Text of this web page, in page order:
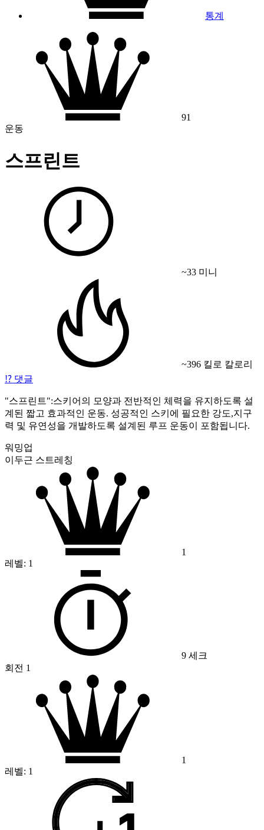
통계
91
운동
스프린트
~33 미니
~396 킬로 칼로리
⁉️ 댓글
"스프린트":스키어의 모양과 전반적인 체력을 유지하도록 설
계된 짧고 효과적인 운동. 성공적인 스키에 필요한 강도,지구
력 및 유연성을 개발하도록 설계된 루프 운동이 포함됩니다.
워밍업
이두근 스트레칭
1
레벨: 1
9 세크
회전 1
1
레벨: 1